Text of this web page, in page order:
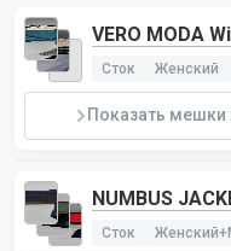
Сток Женский
Показать мешки
NUMBUS
Сток